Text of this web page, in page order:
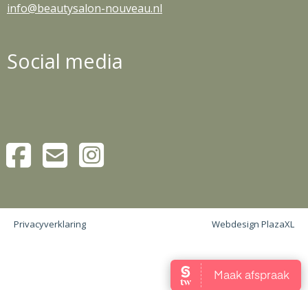
info@beautysalon-nouveau.nl
Social media
Privacyverklaring Webdesign PlazaXL